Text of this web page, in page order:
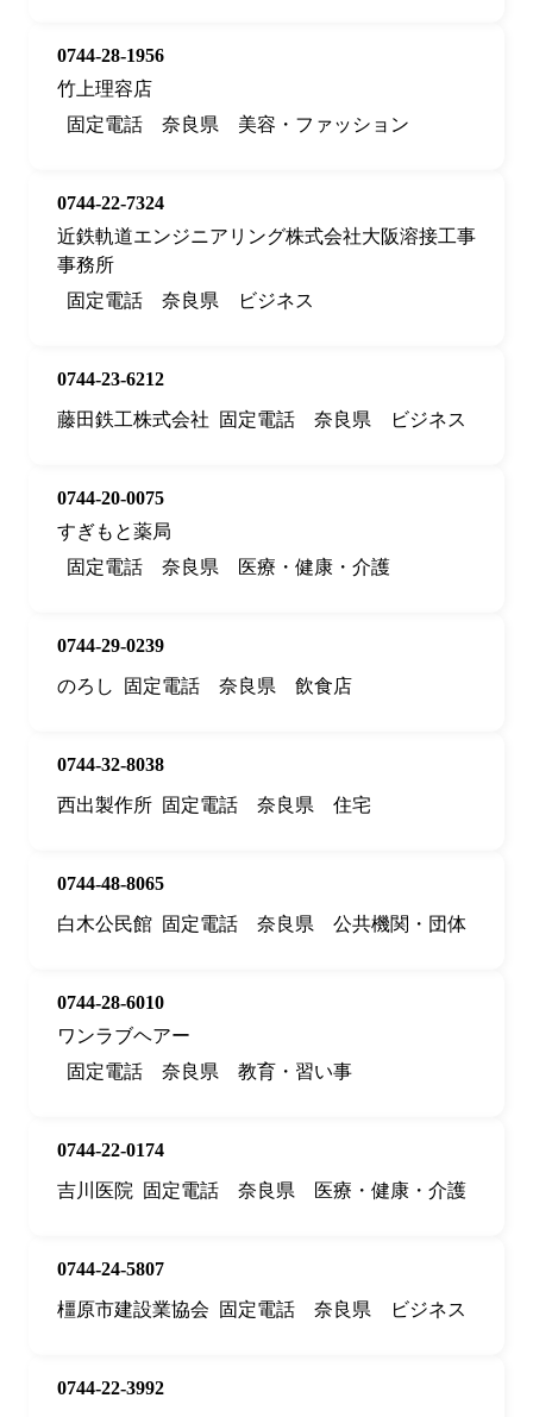
0744-28-1956
竹上理容店
固定電話
奈良県 美容・ファッション
0744-22-7324
近鉄軌道エンジニアリング株式会社大阪溶接工事
事務所
固定電話
奈良県 ビジネス
0744-23-6212
藤田鉄工株式会社
固定電話 奈良県 ビジネス
0744-20-0075
すぎもと薬局
固定電話
奈良県 医療・健康・介護
0744-29-0239
のろし
固定電話 奈良県 飲食店
0744-32-8038
西出製作所 固定電話 奈良県 住宅
0744-48-8065
白木公民館 固定電話 奈良県 公共機関・団体
0744-28-6010
ワンラブヘアー
固定電話
奈良県 教育・習い事
0744-22-0174
吉川医院
固定電話 奈良県 医療・健康・介護
0744-24-5807
橿原市建設業協会
固定電話 奈良県 ビジネス
0744-22-3992